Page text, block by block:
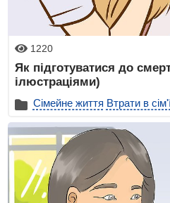
1220
Як підготуватися до
ілюстраціями)
Сімейне життя Втрати в